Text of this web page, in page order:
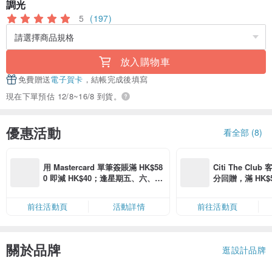
調光
5 (197)
放入購物車
免費贈送電子賀卡 ，結帳完成後填寫
現在下單預估 12/8~16/8 到貨。
優惠活動 看全部 (8)
用 Mastercard 單筆簽賬滿 HK$58
0 即減 HK$40；逢星期五、六、日
卡」結帳）
前往活動頁 活動詳情
Citi The Club
分回贈，滿
前往活動頁
關於品牌 逛設計品牌